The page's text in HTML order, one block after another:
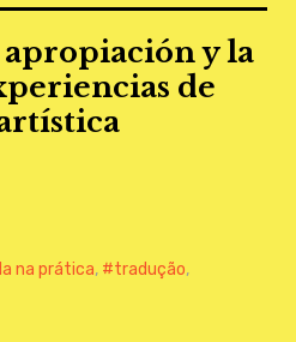
apropiación y la
de
na prática, tradução,